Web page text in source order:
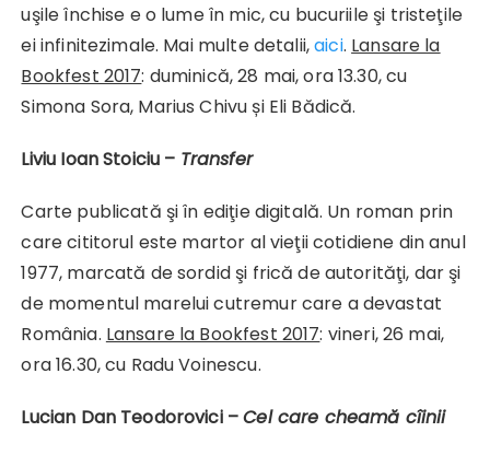
uşile închise e o lume în mic, cu bucuriile şi tristeţile
ei infinitezimale. Mai multe detalii,aici. Lansare la
Bookfest 2017: duminică, 28 mai, ora 13.30, cu
Simona Sora, Marius Chivu și Eli Bădică.
Liviu Ioan Stoiciu – Transfer
Carte publicată şi în ediţie digitală. Un roman prin
care cititorul este martor al vieţii cotidiene din anul
1977, marcată de sordid şi frică de autorităţi, dar şi
de momentul marelui cutremur care a devastat
România. Lansare la Bookfest 2017: vineri, 26 mai,
ora 16.30, cu Radu Voinescu.
Lucian Dan Teodorovici –Cel care cheamă cîinii